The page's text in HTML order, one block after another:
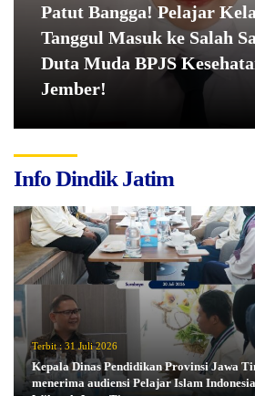
Patut Bangga! Pelajar
Tanggul Masuk ke Salah
Duta Muda BPJS
Jember!
Info Dindik Jatim
Terbit : 31 Juli 2026
Kepala Dinas Pendidikan Provinsi Jawa
menerima audiensi Pelajar Islam